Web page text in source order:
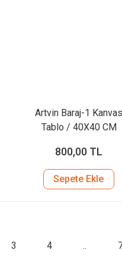
Artvin Baraj-1 Kanvas
Tablo / 40X40 CM
800,00 TL
Sepete Ekle
3 4 ..